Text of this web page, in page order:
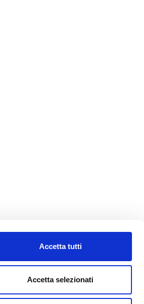
Accetta tutti
Accetta selezionati